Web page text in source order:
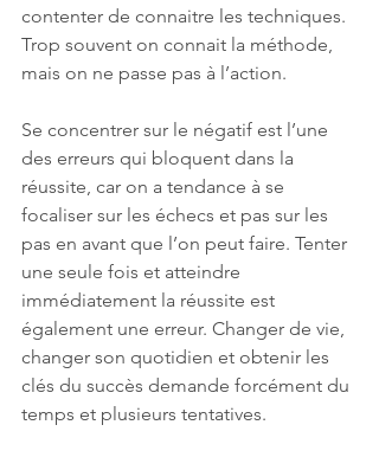
contenter de connaitre les techniques.
Trop souvent on connait la méthode,
mais on ne passe pas à l’action.
Se concentrer sur le négatif est l’une
des erreurs qui bloquent dans la
réussite, car on a tendance à se
focaliser sur les échecs et pas sur les
pas en avant que l’on peut faire. Tenter
une seule fois et atteindre
immédiatement la réussite est
également une erreur. Changer de vie,
changer son quotidien et obtenir les
clés du succès demande forcément du
temps et plusieurs tentatives.